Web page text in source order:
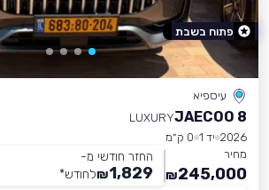
עיספיא
JAECOO 8
LUXURY
2026 יד 1
0 ק״מ
מחיר
245,000
₪
החזר חודשי מ-
1,829
₪לחודש*
פתוח בשבת